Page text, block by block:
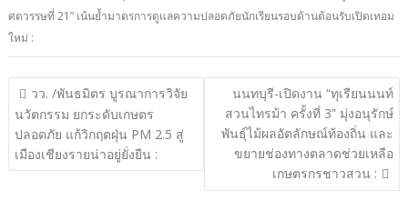
o
o
k
y
Li
n
k
ศตวรรษที่ 21” เน้นย้ำมาตรการดูแลความปลอดภัยนักเรียนรอบด้านต้อนรับเปิดเทอม
ใหม่ :
แนะแนว
เรื่อง
วว. /พันธมิตร บูรณาการวิจัย
นวัตกรรม ยกระดับเกษตร
ปลอดภัย แก้วิกฤตฝุ่น PM 2.5 สู่
เมืองเชียงรายน่าอยู่ยั่งยืน :
นนทบุรี-เปิดงาน “ทุเรียนนนท์
สวนไทรม้า ครั้งที่ 3” มุ่งอนุรักษ์
พันธุ์ไม้ผลอัตลักษณ์ท้องถิ่น และ
ขยายช่องทางตลาดช่วยเหลือ
เกษตรกรชาวสวน :